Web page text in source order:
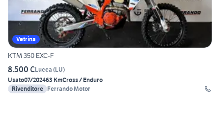
Vetrina
KTM 350 EXC-F
8.500 €Lucca (LU)
Usato07/202463 KmCross / Enduro
Rivenditore Ferrando Motor